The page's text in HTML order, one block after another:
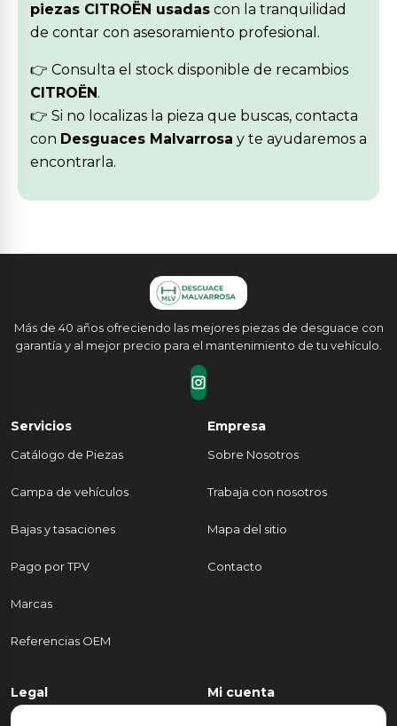
piezas CITROËN usadas con la tranquilidad
de contar con asesoramiento profesional.
👉 Consulta el stock disponible de recambios
CITROËN.
👉 Si no localizas la pieza que buscas, contacta
con Desguaces Malvarrosa y te ayudaremos a
encontrarla.
Más de 40 años ofreciendo las mejores piezas de desguace con
garantía y al mejor precio para el mantenimiento de tu vehículo.
Servicios
Catálogo de Piezas
Campa de vehículos
Bajas y tasaciones
Pago por TPV
Marcas
Referencias OEM
Empresa
Sobre Nosotros
Trabaja con nosotros
Mapa del sitio
Contacto
Legal
Política de Privacidad
Mi cuenta